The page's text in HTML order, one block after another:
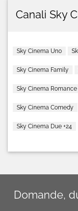
Canali Sky
Sky Cinema Uno
Sky Cinema Family
Sky Cinema Romance
Sky Cinema Comedy
Sky Cinema Due +24
Domande,